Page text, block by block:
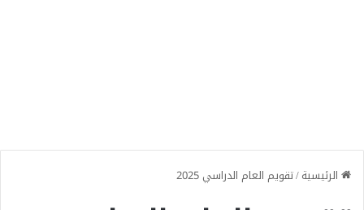
الرئيسية/تقويم العام الدراسي 2025